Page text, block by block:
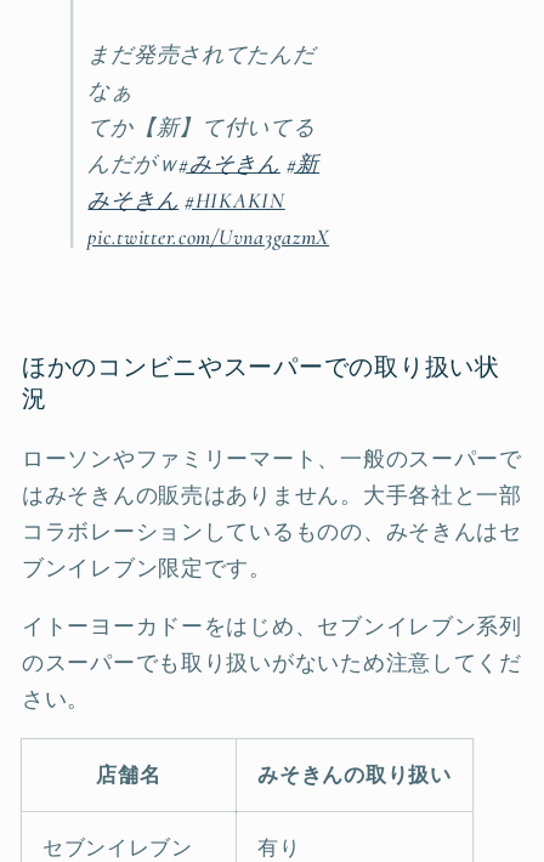
まだ発売されてたんだ
なぁ
てか【新】て付いてる
んだがｗ#みそきん #新
みそきん #HIKAKIN
pic.twitter.com/Uvna3gazmX
ほかのコンビニやスーパーでの取り扱い状
況
ローソンやファミリーマート、一般のスーパーで
はみそきんの販売はありません。大手各社と一部
コラボレーションしているものの、みそきんはセ
ブンイレブン限定です。
イトーヨーカドーをはじめ、セブンイレブン系列
のスーパーでも取り扱いがないため注意してくだ
さい。
店舗名 みそきんの取り扱い
セブンイレブン 有り